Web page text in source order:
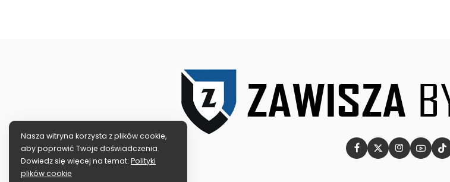
Nasza witryna korzysta z plików cookie,
aby poprawić Twoje doświadczenia.
Dowiedz się więcej na temat: Polityki
plików cookie